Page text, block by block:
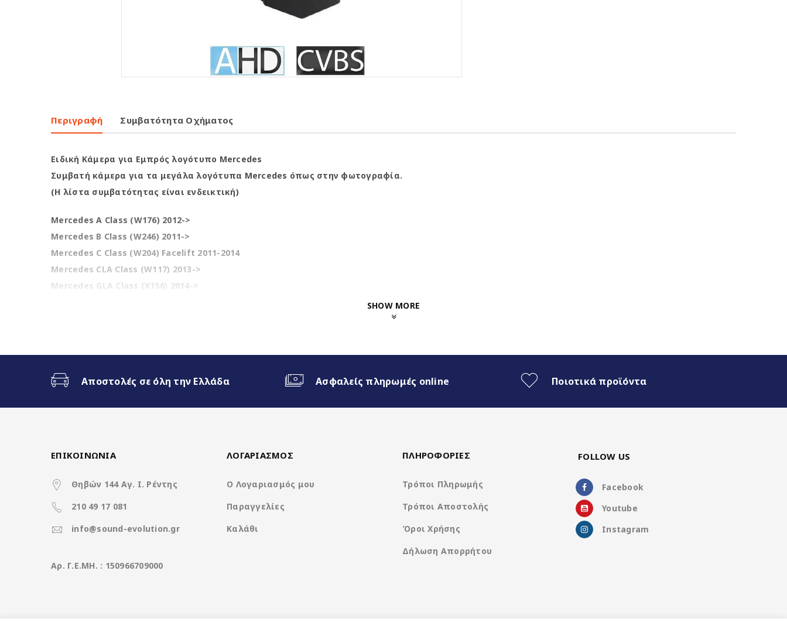
Περιγραφή Συμβατότητα Οχήματος
Ειδική Κάμερα για Εμπρός λογότυπο Mercedes
Συμβατή κάμερα για τα μεγάλα λογότυπα Mercedes όπως στην φωτογραφία.
(Η λίστα συμβατότητας είναι ενδεικτική)
Mercedes A Class (W176) 2012->
Mercedes B Class (W246) 2011->
Mercedes C Class (W204) Facelift 2011-2014
Mercedes CLA Class (W117) 2013->
Mercedes GLA Class (X156) 2014->
Mercedes S-Class (W221) 2005 – 2013
SHOW MORE
Αποστολές σε όλη την Ελλάδα Ασφαλείς πληρωμές online Ποιοτικά προϊόντα
ΕΠΙΚΟΙΝΩΝΙΑ
Θηβών 144 Αγ. Ι. Ρέντης
210 49 17 081
info@sound-evolution.gr
Aρ. Γ.Ε.ΜΗ. : 150966709000
ΛΟΓΑΡΙΑΣΜΟΣ
Ο Λογαριασμός μου
Παραγγελίες
Καλάθι
ΠΛΗΡΟΦΟΡΙΕΣ
Τρόποι Πληρωμής
Τρόποι Αποστολής
Όροι Χρήσης
Δήλωση Απορρήτου
FOLLOW US
Facebook
Youtube
Instagram